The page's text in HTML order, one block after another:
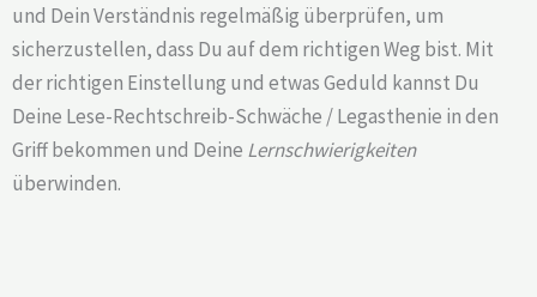
und Dein Verständnis regelmäßig überprüfen, um
sicherzustellen, dass Du auf dem richtigen Weg bist. Mit
der richtigen Einstellung und etwas Geduld kannst Du
Deine Lese-Rechtschreib-Schwäche / Legasthenie in den
Griff bekommen und Deine Lernschwierigkeiten
überwinden.